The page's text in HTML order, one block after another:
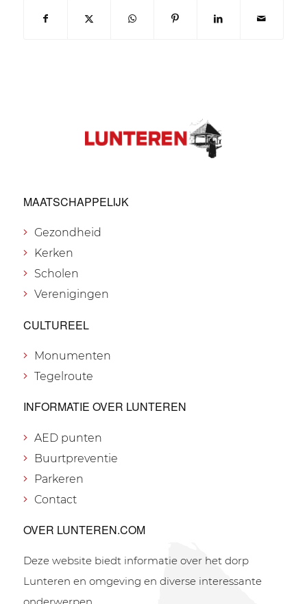
MAATSCHAPPELIJK
Gezondheid
Kerken
Scholen
Verenigingen
CULTUREEL
Monumenten
Tegelroute
INFORMATIE OVER LUNTEREN
AED punten
Buurtpreventie
Parkeren
Contact
OVER LUNTEREN.COM
Deze website biedt informatie over het dorp
Lunteren en omgeving en diverse interessante